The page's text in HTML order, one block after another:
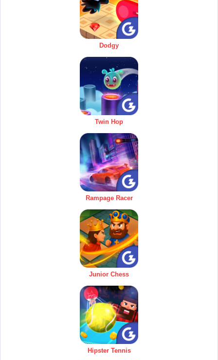
Dodgy
Twin Hop
Rampage Racer
Junior Chess
Hipster Tennis